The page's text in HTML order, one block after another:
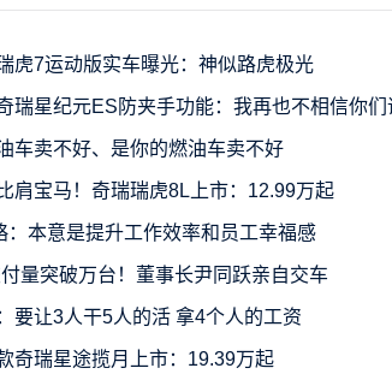
虎7运动版实车曝光：神似路虎极光
瑞星纪元ES防夹手功能：我再也不相信你们
车卖不好、是你的燃油车卖不好
肩宝马！奇瑞瑞虎8L上市：12.99万起
：本意是提升工作效率和员工幸福感
量突破万台！董事长尹同跃亲自交车
要让3人干5人的活 拿4个人的工资
奇瑞星途揽月上市：19.39万起